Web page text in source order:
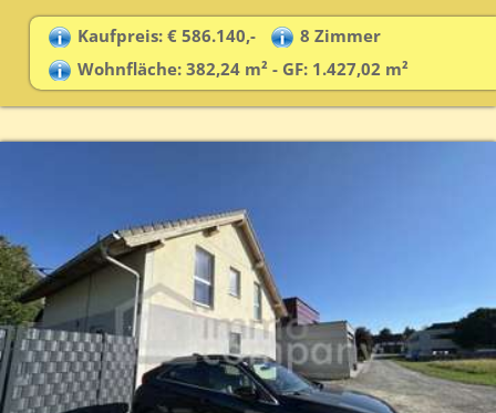
Kaufpreis: € 586.140,-
8 Zimmer
Wohnfläche: 382,24 m² - GF: 1.427,02 m²